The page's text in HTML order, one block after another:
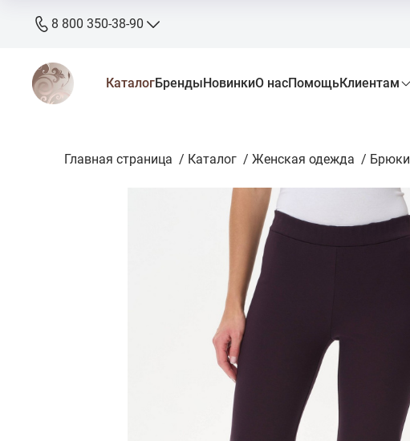
8 800 350-38-90
бесплатно
zakaz@stkaluga.ru
г. Калуга, ул. Ленина 121
КаталогБрендыНовинкиО насПомощьКлиентам
Главная страница / Каталог / Женская одежда / Брюки